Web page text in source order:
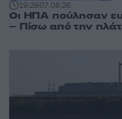
19:2907.08.26
Οι ΗΠΑ πούλησαν
– Πίσω από την